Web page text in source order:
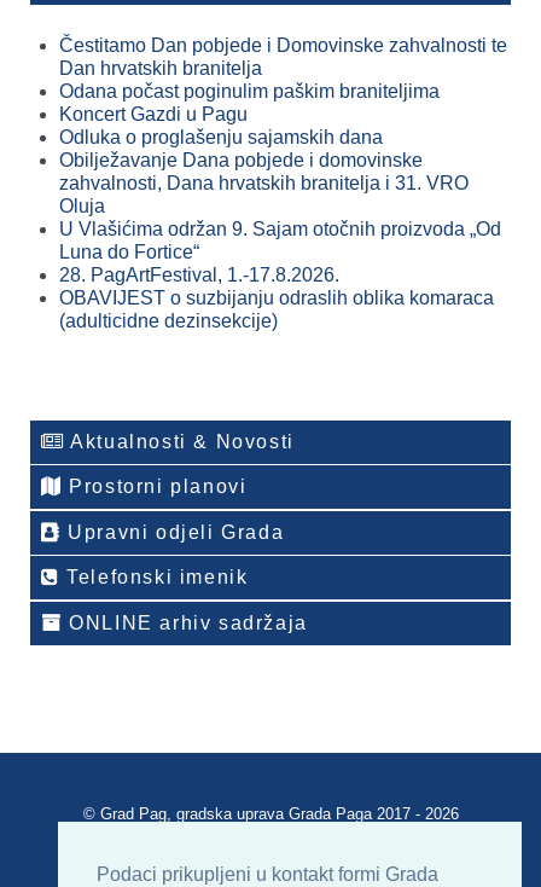
Podaci prikupljeni u kontakt formi Grada
Čestitamo Dan pobjede i Domovinske zahvalnosti te
Dan hrvatskih branitelja
Odana počast poginulim paškim braniteljima
Koncert Gazdi u Pagu
Odluka o proglašenju sajamskih dana
Obilježavanje Dana pobjede i domovinske
zahvalnosti, Dana hrvatskih branitelja i 31. VRO
Oluja
U Vlašićima održan 9. Sajam otočnih proizvoda „Od
Luna do Fortice“
28. PagArtFestival, 1.-17.8.2026.
OBAVIJEST o suzbijanju odraslih oblika komaraca
(adulticidne dezinsekcije)
Aktualnosti & Novosti
Prostorni planovi
Upravni odjeli Grada
Telefonski imenik
ONLINE arhiv sadržaja
© Grad Pag, gradska uprava Grada Paga 2017 - 2026